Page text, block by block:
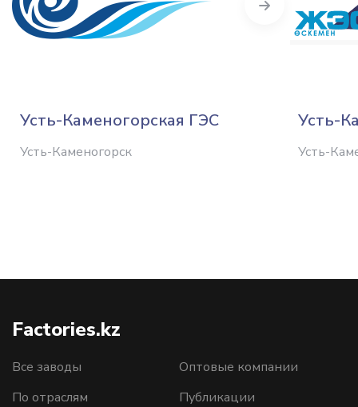
Усть-Каменогорская ГЭС
Усть-Каменогорск
Усть-
Усть-
Factories.kz
Все заводы
По отраслям
Оптовые компании
Публикации